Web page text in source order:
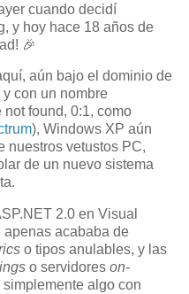
cuando decidí
y hoy hace 18 años de
🎉
aún bajo el dominio de
y con un nombre
not found, 0:1, como
), Windows XP aún
nuestros vetustos PC,
de un nuevo sistema
2.0 en Visual
acababa de
o tipos anulables, y las
o servidores on-
algo con